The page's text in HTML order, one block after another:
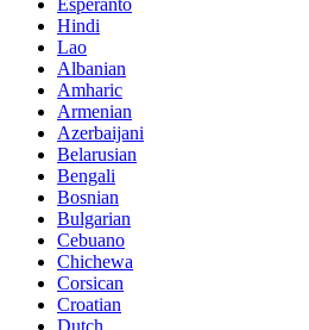
Esperanto
Hindi
Lao
Albanian
Amharic
Armenian
Azerbaijani
Belarusian
Bengali
Bosnian
Bulgarian
Cebuano
Chichewa
Corsican
Croatian
Dutch